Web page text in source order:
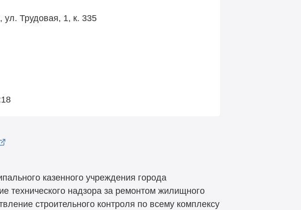
ул. Трудовая, 1, к. 335
казенного учреждения города
технического надзора за ремонтом жилищного
строительного контроля по всему комплексу